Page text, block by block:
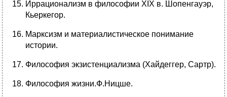
Иррационализм в философии XIX в. Шопенгауэр,
Кьеркегор.
Марксизм и материалистическое понимание
истории.
Философия экзистенциализма (Хайдеггер, Сартр).
Философия жизни.Ф.Ницше.